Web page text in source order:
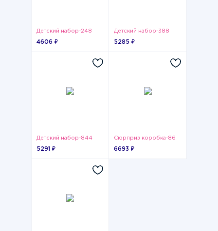
Детский набор-248
4606 ₽
Детский набор-388
5285 ₽
Детский набор-844
5291 ₽
Сюрприз коробка-86
6693 ₽